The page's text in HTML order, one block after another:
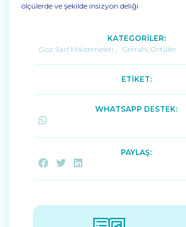
ölçülerde ve şekilde insizyon deliği
KATEGORİLER:
Göz Sarf Malzemeleri
Cerrahi Örtüler
ETİKET:
WHATSAPP DESTEK:
PAYLAŞ: